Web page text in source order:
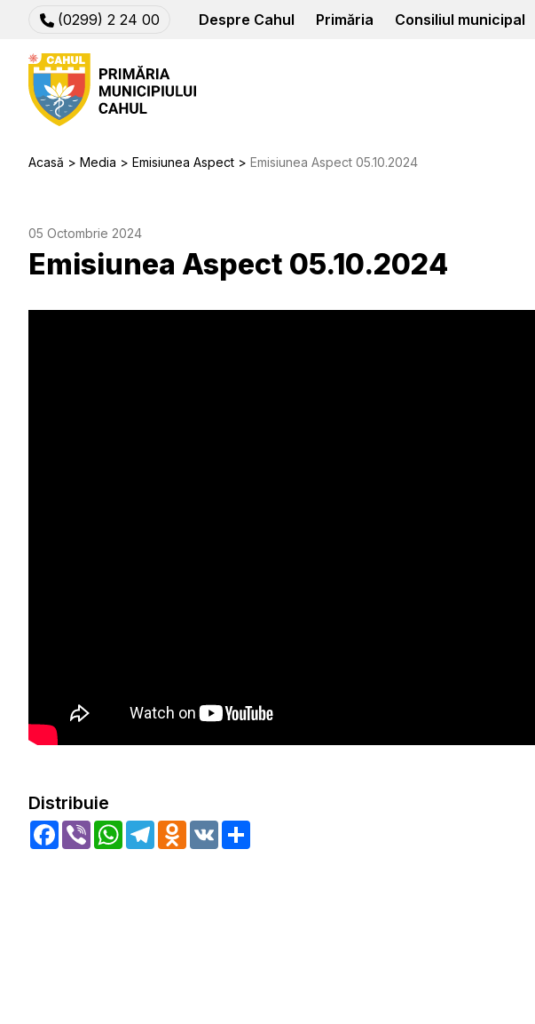
(0299) 2 24 00 Despre Cahul Primăria Consiliul municipal
Acasă Media Emisiunea Aspect Emisiunea Aspect 05.10.2024
05 Octombrie 2024
Emisiunea Aspect 05.10.2024
Distribuie
Facebook
Viber WhatsApp
TelegramOdnoklassniki
VK